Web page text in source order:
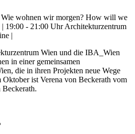
Wie wohnen wir morgen? How will we
| 19:00 - 21:00 UhrArchitekturzentrum
|
Wien und die IBA_Wien
in einer gemeinsamen
die in ihren Projekten neue Wege
Oktober ist Verena von Beckerath vom